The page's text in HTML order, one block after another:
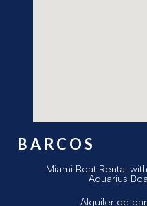
BARCOS
Miami Boat Rental
Aquarius
Alquiler de